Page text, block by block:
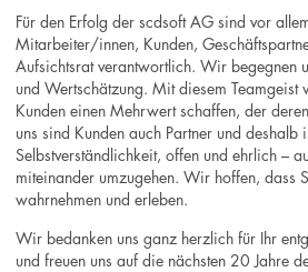
Für den Erfolg der scdsoft AG sind vor
Mitarbeiter/innen, Kunden,
Aufsichtsrat verantwortlich. Wir begegnen
und Wertschätzung. Mit diesem Teamgeist
Kunden einen Mehrwert schaffen, der
uns sind Kunden auch Partner und deshalb
Selbstverständlichkeit, offen und ehrlich –
miteinander umzugehen. Wir hoffen, dass
wahrnehmen und erleben.
Wir bedanken uns ganz herzlich für Ihr
und freuen uns auf die nächsten 20 Jahre